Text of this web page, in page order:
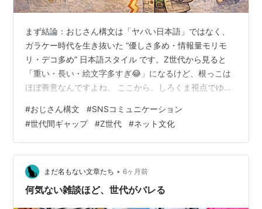
まず結論：おじさん構文は「ヤバい日本語」ではなく、
ガラケー時代を生き抜いた “優しさ多め・情報量モリモ
リ・デコ多め” 日本語スタイル です。Z世代から見ると
「重い・長い・絵文字多すぎ😂」になるけど、根っこは
ほぼ善意なんですよね。 ここから、しろくま視点でゆっ
くり定義 ネットメディアや調査では、おじさん構文はこ
んな感じで説明されています。 中年男性がLINEやメール
で使いがちな・カタカナ多め・長文・絵文字・顔文字・
記号てんこ盛り・妙に距離感近い呼びかけをまとめて指
す言葉 2022年には、若者の「流行語ランキング」の言葉
部門にも登場していて…
#おじさん構文 #SNSコミュニケーション
#世代間ギャップ #Z世代 #ネット文化
まだ名もない文章たち • 6ヶ月前
何気ない雑談ほど、世代がバレる